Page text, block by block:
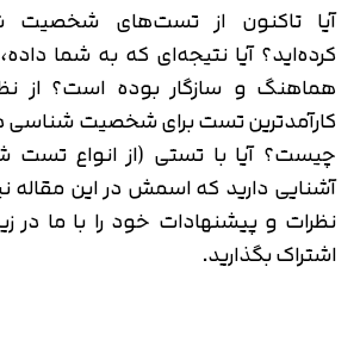
آیا تاکنون از تست‌های شخصیت
کرده‌اید؟ آیا نتیجه‌ای که به شما
هماهنگ و سازگار بوده است؟ از
کارآمدترین تست برای شخصیت شناسی
چیست؟ آیا با تستی (از انواع
آشنایی دارید که اسمش در این مقاله
نظرات و پیشنهادات خود را با ما
اشتراک بگذارید.